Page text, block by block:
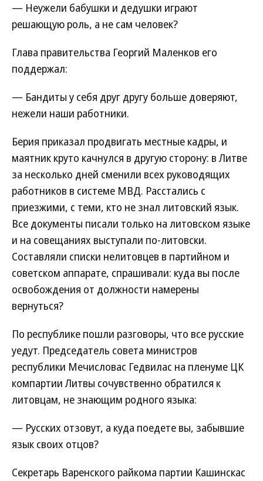
— Неужели бабушки и дедушки играют
решающую роль, а не сам человек?
Глава правительства Георгий Маленков его
поддержал:
— Бандиты у себя друг другу больше доверяют,
нежели наши работники.
Берия приказал продвигать местные кадры, и
маятник круто качнулся в другую сторону: в Литве
за несколько дней сменили всех руководящих
работников в системе МВД. Расстались с
приезжими, с теми, кто не знал литовский язык.
Все документы писали только на литовском языке
и на совещаниях выступали по-литовски.
Составляли списки нелитовцев в партийном и
советском аппарате, спрашивали: куда вы после
освобождения от должности намерены
вернуться?
По республике пошли разговоры, что все русские
уедут. Председатель совета министров
республики Мечисловас Гедвилас на пленуме ЦК
компартии Литвы сочувственно обратился к
литовцам, не знающим родного языка:
— Русских отзовут, а куда поедете вы, забывшие
язык своих отцов?
Секретарь Варенского райкома партии Кашинскас